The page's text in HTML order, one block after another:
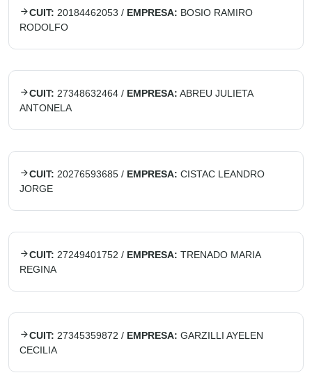
CUIT: 20184462053 / EMPRESA: BOSIO RAMIRO
RODOLFO
CUIT: 27348632464 / EMPRESA: ABREU JULIETA
ANTONELA
CUIT: 20276593685 / EMPRESA: CISTAC LEANDRO
JORGE
CUIT: 27249401752 / EMPRESA: TRENADO MARIA
REGINA
CUIT: 27345359872 / EMPRESA: GARZILLI AYELEN
CECILIA